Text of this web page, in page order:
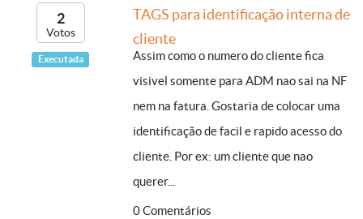
2
Votos
Executada
TAGS para identificação interna de
cliente
Assim como o numero do cliente fica
visivel somente para ADM nao sai na NF
nem na fatura. Gostaria de colocar uma
identificação de facil e rapido acesso do
cliente. Por ex: um cliente que nao
querer...
0 Comentários